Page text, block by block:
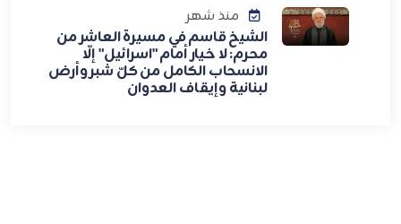
منذ شهر
الشيخ قاسم في مسيرة العاشر من
محرم: لا خيار أمام "اسرائيل" إلّا
الانسحاب الكامل من كلّ شبر وأرض
لبنانية وإيقاف العدوان